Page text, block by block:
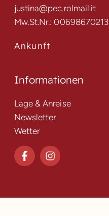
justina@pec.rolmail.it
Mw.St.Nr.: 00698670213
Ankunft
Informationen
Lage & Anreise
Newsletter
Wetter